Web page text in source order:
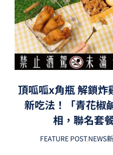
頂呱呱x角瓶 解鎖炸
新吃法！「青花椒
相，聯名套
FEATURE POST,NEWS